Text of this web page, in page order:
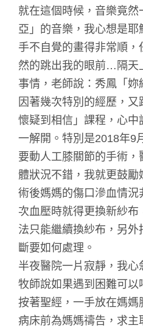
就在這個時候，音樂竟
亞」的音樂，我心想是
手不自覺的畫得非常順，
然的跳出我的眼前…隔天
事情，老師說：秀鳳「妳
因著幾次特別的經歷，
懷疑到相信」課程，心
一解開。特別是2018年9
要動人工膝關節的手術
體狀況不錯，我就更鼓
術後媽媽的傷口滲血情
次血壓時就得更換新紗
法只能繼續換紗布，另外
斷要如何處理。
半夜醫院一片寂靜，我
牧師說如果遇到困難可
按著聖經，一手放在媽媽
病床前為媽媽禱告，求